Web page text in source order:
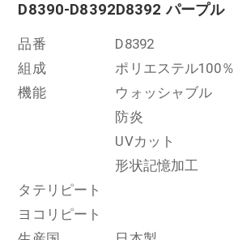
D8390-D8392D8392 パープル
品番
D8392
組成
ポリエステル100％
機能
ウォッシャブル
防炎
UVカット
形状記憶加工
タテリピート
ヨコリピート